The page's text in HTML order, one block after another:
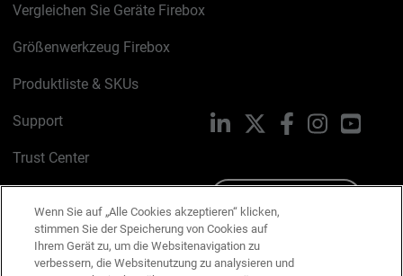
Vergleichen Sie Geräte Firebox
Größenwerkzeug Firebox
Produktliste & SKUs
Support
Trust Center
Cookie-Richtlinie
Datenschutzrichtlinie
LinkedIn FacebookInstagram
Wenn Sie auf „Alle Cookies akzeptieren“ klicken,
stimmen Sie der Speicherung von Cookies auf
Ihrem Gerät zu, um die Websitenavigation zu
verbessern, die Websitenutzung zu analysieren und